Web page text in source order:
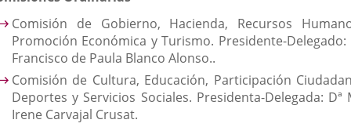
Comisión de Gobierno, Hacienda, Recursos
Promoción Económica y Turismo. Presidente-Delegado:
Francisco de Paula Blanco Alonso..
Comisión de Cultura, Educación, Participación
Deportes y Servicios Sociales. Presidenta-Delegada: Dª
Irene Carvajal Crusat.